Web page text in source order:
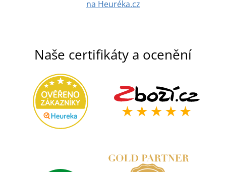
na Heuréka.cz
Naše certifikáty a ocenění